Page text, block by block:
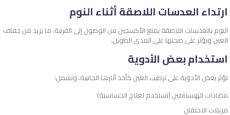
ارتداء العدسات اللاصقة أثناء النوم
النوم بالعدسات اللاصقة يمنع الأكسجين من الوصول إلى القرنية، ما يزيد من جفاف
العين ويؤثر على صحتها على المدى الطويل.
استخدام بعض الأدوية
تؤثر بعض الأدوية على ترطيب العين كأحد آثارها الجانبية، وتشمل:
مضادات الهيستامين (تستخدم لعلاج الحساسية)
مزيلات الاحتقان